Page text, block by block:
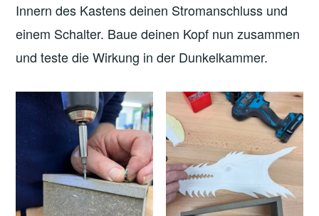
Innern des Kastens deinen Stromanschluss und
einem Schalter. Baue deinen Kopf nun zusammen
und teste die Wirkung in der Dunkelkammer.